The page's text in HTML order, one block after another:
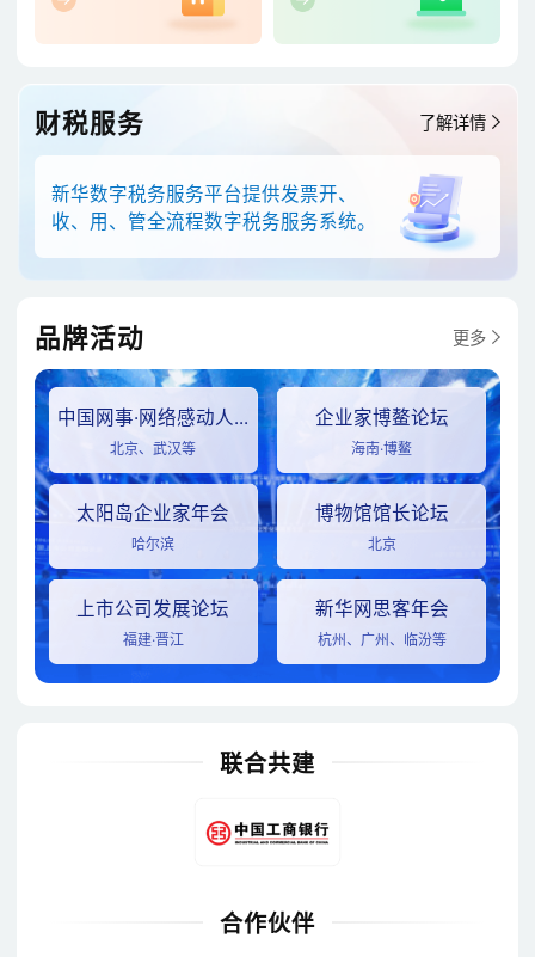
财税服务 了解详情
新华数字税务服务平台提供发票开、
收、用、管全流程数字税务服务系统。
品牌活动 更多
中国网事·网络感动人物
北京、武汉等
企业家博鳌论坛
海南·博鳌
太阳岛企业家年会
哈尔滨
博物馆馆长论坛
北京
上市公司发展论坛
福建·晋江
新华网思客年会
杭州、广州、临汾等
联合共建
合作伙伴